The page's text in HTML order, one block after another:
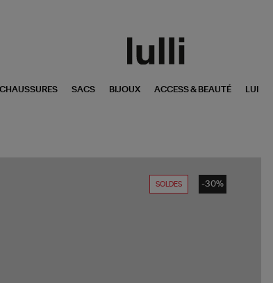
CHAUSSURES SACS BIJOUX ACCESS & BEAUTÉ LUI
SOLDES -30%